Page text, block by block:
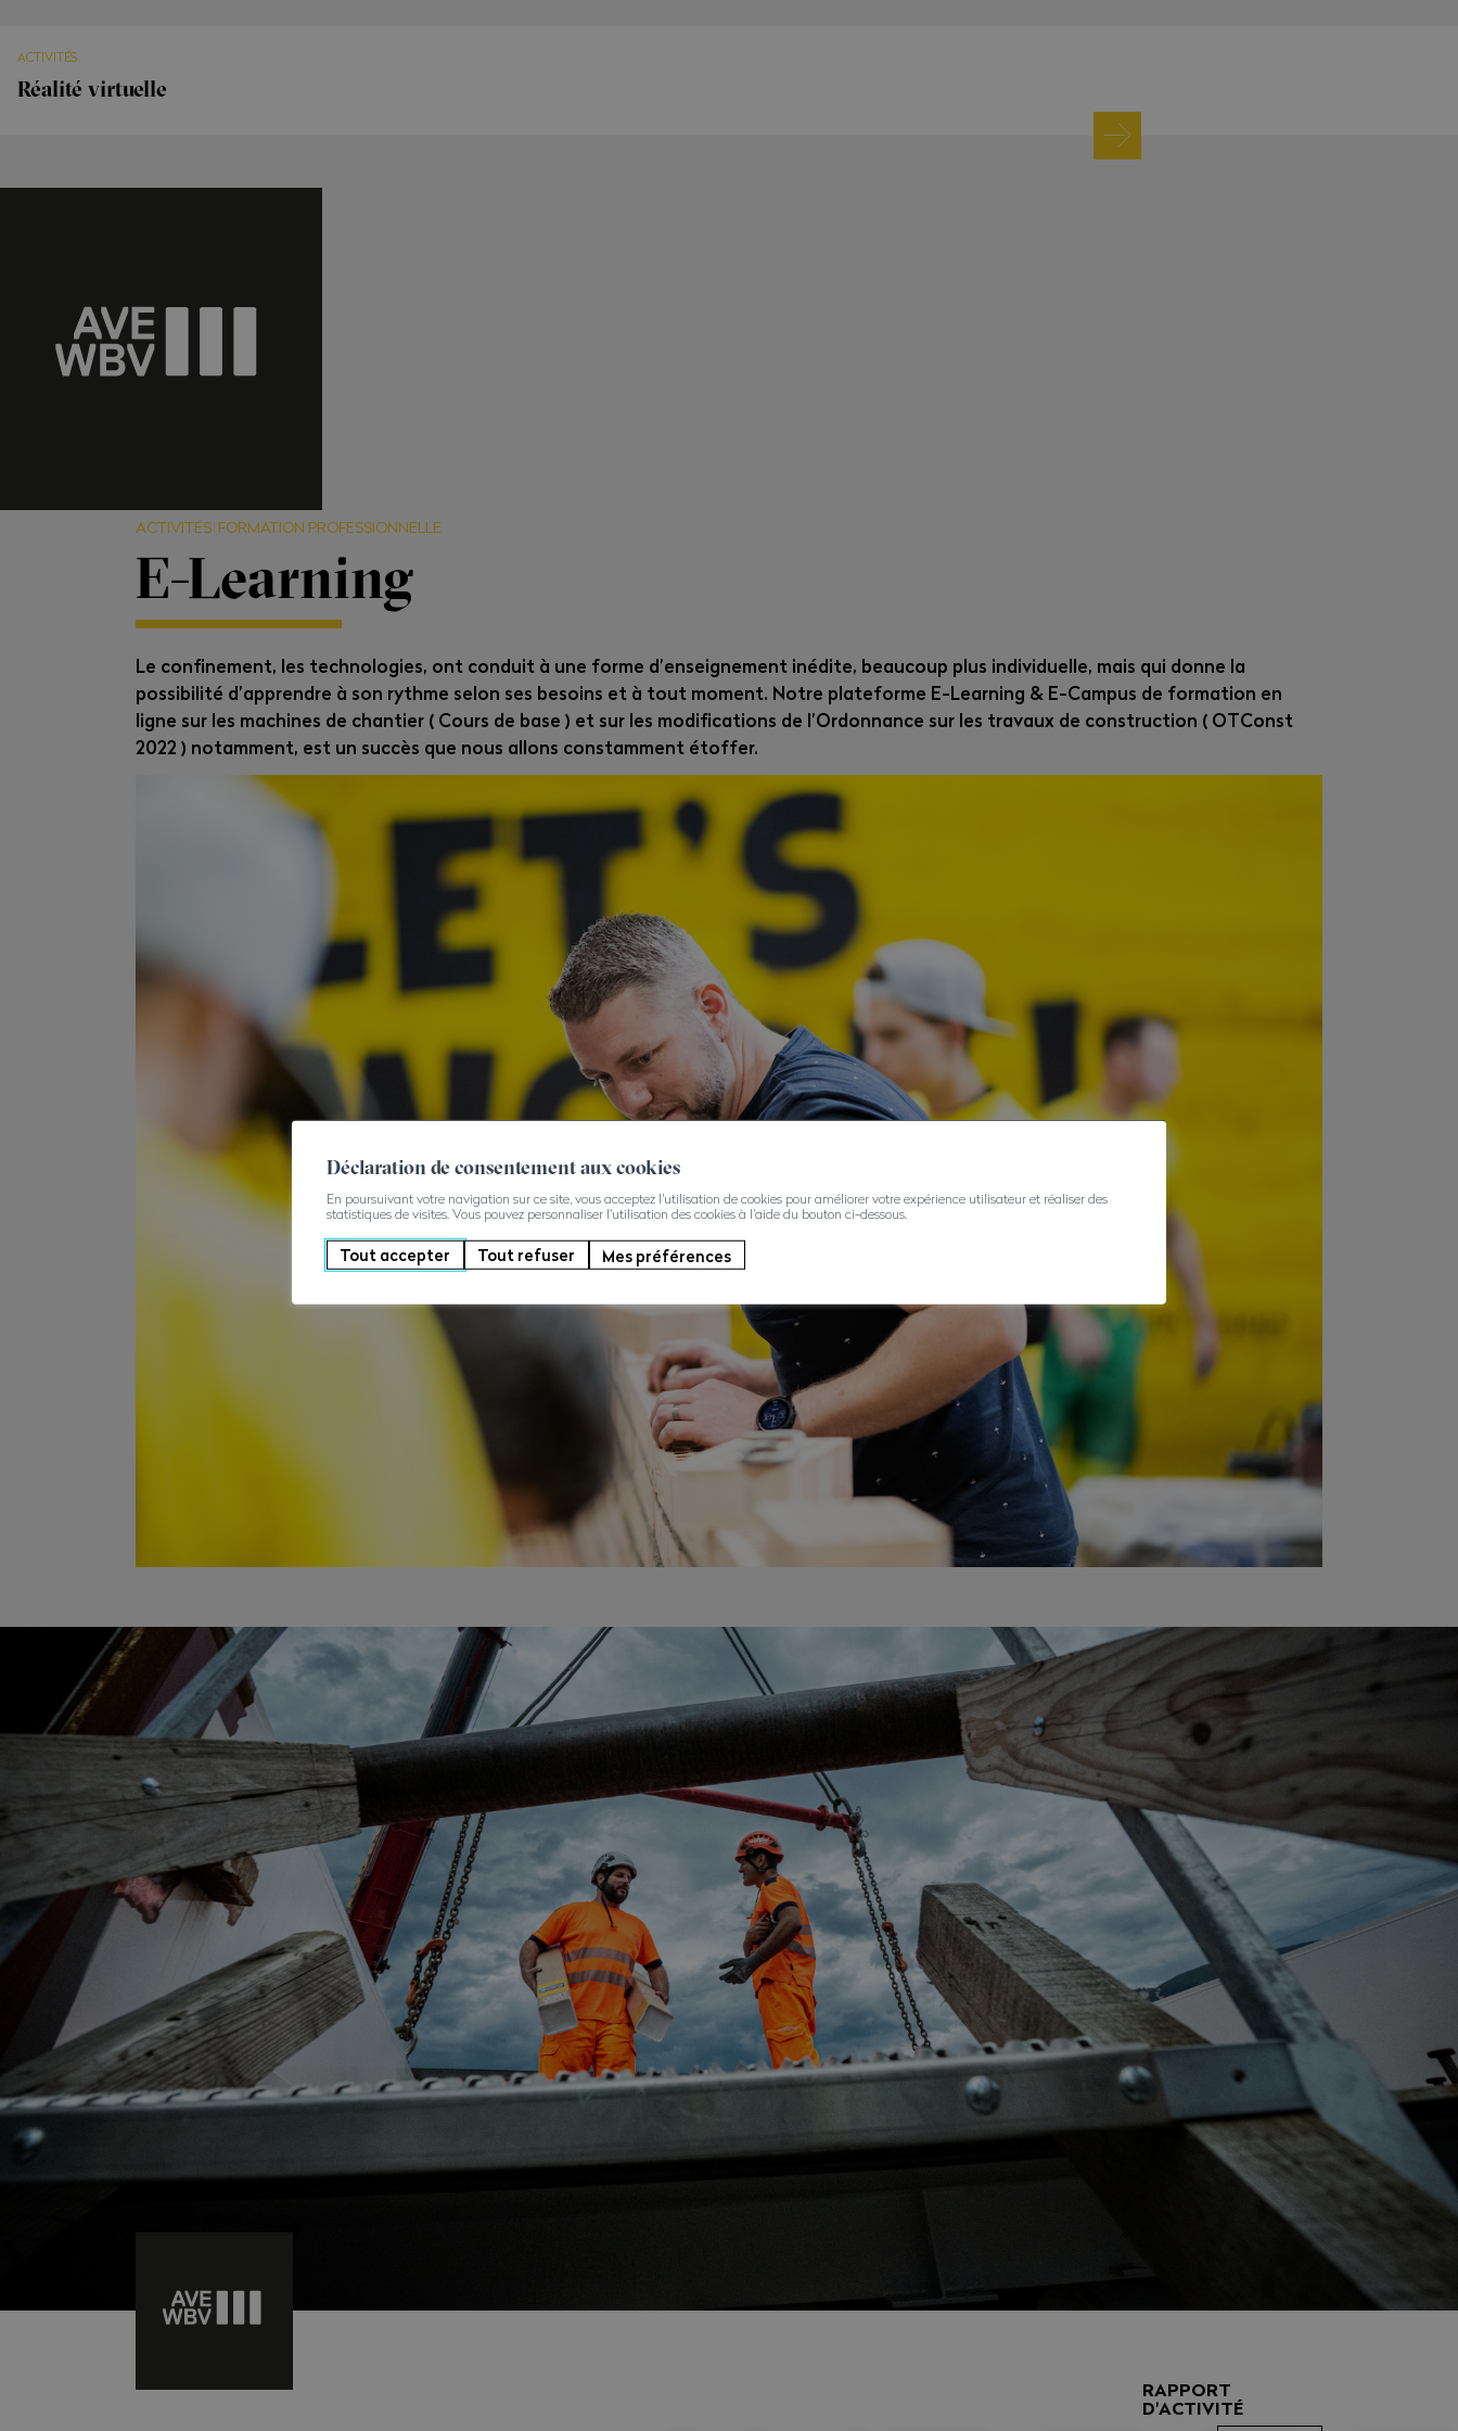
ACTIVITÉS
Réalité virtuelle
ACTIVITÉS FORMATION PROFESSIONNELLE
E-Learning
Le confinement, les technologies, ont conduit à une forme d’enseignement inédite, beaucoup plus individuelle, mais qui donne la
possibilité d’apprendre à son rythme selon ses besoins et à tout moment. Notre plateforme E-Learning & E-Campus de formation en
ligne sur les machines de chantier ( Cours de base ) et sur les modifications de l’Ordonnance sur les travaux de construction ( OTConst
2022 ) notamment, est un succès que nous allons constamment étoffer.
RAPPORT
D'ACTIVITÉ
Déclaration de consentement aux cookies
En poursuivant votre navigation sur ce site, vous acceptez l'utilisation de cookies pour améliorer votre expérience utilisateur et réaliser des
statistiques de visites. Vous pouvez personnaliser l'utilisation des cookies à l'aide du bouton ci-dessous.
Tout accepter Tout refuser Mes préférences